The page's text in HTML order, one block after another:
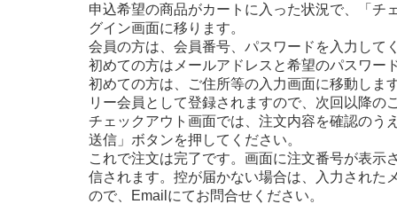
申込希望の商品がカートに入った状況で、「チ
グイン画面に移ります。
会員の方は、会員番号、パスワードを入力して
初めての方はメールアドレスと希望のパスワー
初めての方は、ご住所等の入力画面に移動しま
リー会員として登録されますので、次回以降の
チェックアウト画面では、注文内容を確認のう
送信」ボタンを押してください。
これで注文は完了です。画面に注文番号が表
信されます。控が届かない場合は、入力された
ので、Emailにてお問合せください。